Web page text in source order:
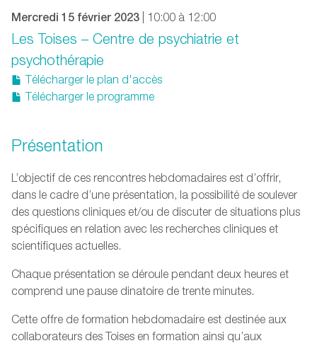
Mercredi 15 février 2023 | 10:00 à 12:00
Les Toises – Centre de psychiatrie et
psychothérapie
Télécharger le plan d'accès
Télécharger le programme
Présentation
L’objectif de ces rencontres hebdomadaires est d’offrir,
dans le cadre d’une présentation, la possibilité de soulever
des questions cliniques et/ou de discuter de situations plus
spécifiques en relation avec les recherches cliniques et
scientifiques actuelles.
Chaque présentation se déroule pendant deux heures et
comprend une pause dinatoire de trente minutes.
Cette offre de formation hebdomadaire est destinée aux
collaborateurs des Toises en formation ainsi qu’aux